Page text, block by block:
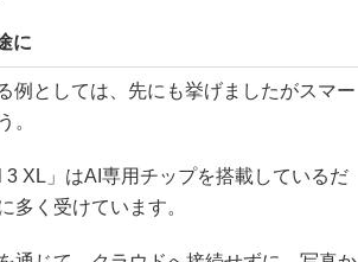
に
としては、先にも挙げましたがスマー
。
XL」はAI専用チップを搭載しているだ
多く受けています。